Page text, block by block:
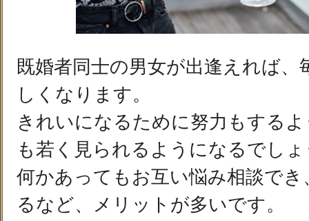
既婚者同士の男女が出逢えれば、
しくなります。
きれいになるために努力もする
も若く見られるようになるでし
何かあってもお互い悩み相談で
るなど、メリットが多いです。